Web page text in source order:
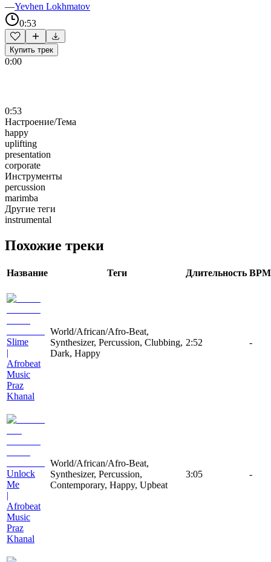
—Yevhen Lokhmatov
0:53
Купить трек
0:00
0:53
Настроение/Тема
happy
uplifting
presentation
corporate
Инструменты
percussion
marimba
Другие теги
instrumental
Похожие треки
Название Теги Длительность BPM
Slime
|
Afrobeat
Music
Praz
Khanal
World/African/Afro-Beat,
Synthesizer, Percussion, Clubbing,
Dark, Happy
2:52 -
Unlock
Me
|
Afrobeat
Music
Praz
Khanal
World/African/Afro-Beat,
Synthesizer, Percussion,
Contemporary, Happy, Upbeat
3:05 -